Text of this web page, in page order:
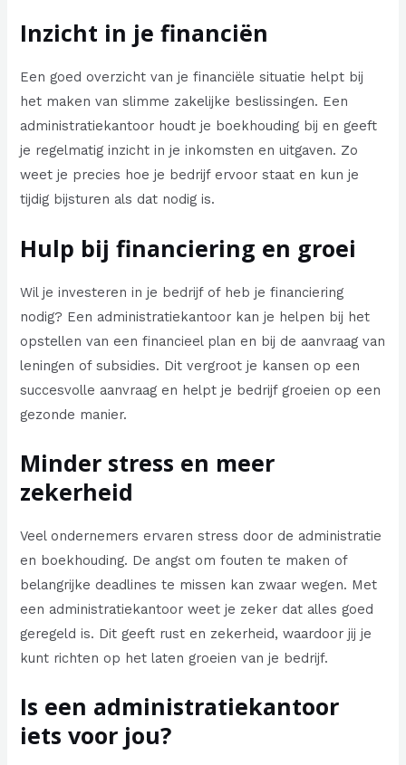
Inzicht in je financiën
Een goed overzicht van je financiële situatie helpt bij
het maken van slimme zakelijke beslissingen. Een
administratiekantoor houdt je boekhouding bij en geeft
je regelmatig inzicht in je inkomsten en uitgaven. Zo
weet je precies hoe je bedrijf ervoor staat en kun je
tijdig bijsturen als dat nodig is.
Hulp bij financiering en groei
Wil je investeren in je bedrijf of heb je financiering
nodig? Een administratiekantoor kan je helpen bij het
opstellen van een financieel plan en bij de aanvraag van
leningen of subsidies. Dit vergroot je kansen op een
succesvolle aanvraag en helpt je bedrijf groeien op een
gezonde manier.
Minder stress en meer
zekerheid
Veel ondernemers ervaren stress door de administratie
en boekhouding. De angst om fouten te maken of
belangrijke deadlines te missen kan zwaar wegen. Met
een administratiekantoor weet je zeker dat alles goed
geregeld is. Dit geeft rust en zekerheid, waardoor jij je
kunt richten op het laten groeien van je bedrijf.
Is een administratiekantoor
iets voor jou?